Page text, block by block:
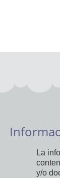
La
y/o